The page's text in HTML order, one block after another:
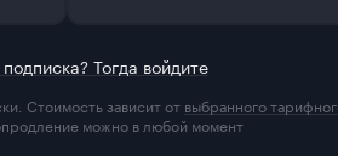
Тогда войдите
Стоимость зависит от выбранного
можно в любой момент